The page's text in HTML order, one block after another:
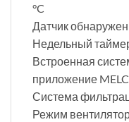
°C
Датчик
Недельный
Встроенная
приложение
Система
Режим